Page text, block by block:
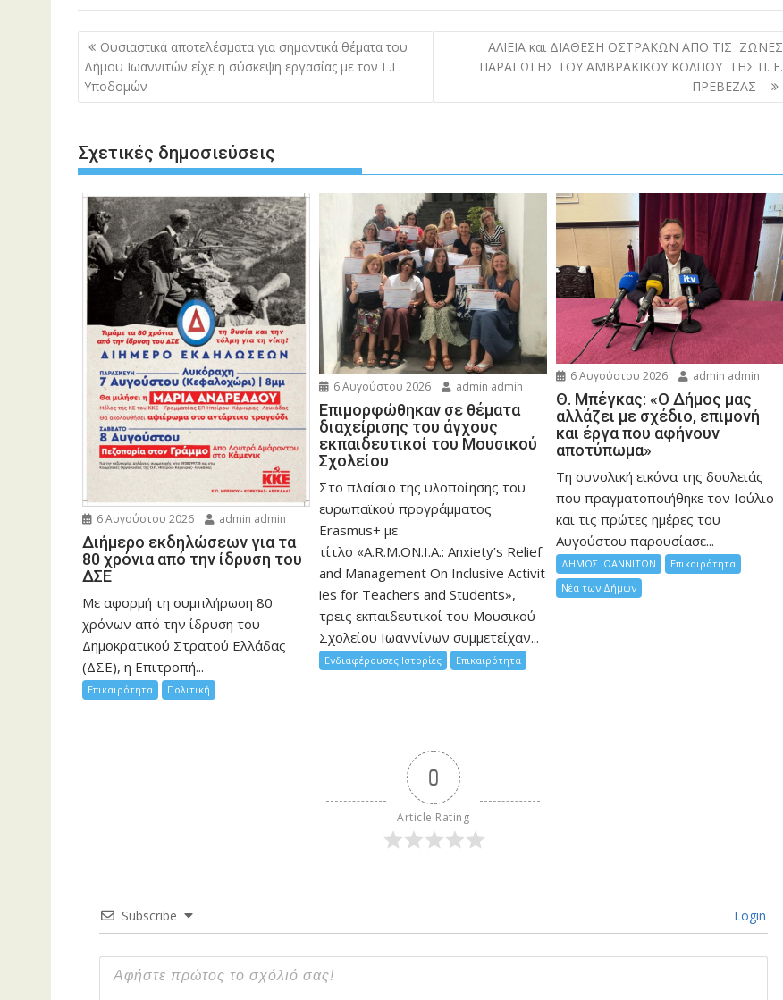
Πλοήγηση
άρθρων
Ουσιαστικά αποτελέσματα για σημαντικά θέματα του
Δήμου Ιωαννιτών είχε η σύσκεψη εργασίας με τον Γ.Γ.
Υποδομών
ΑΛΙΕΙΑ και ΔΙΑΘΕΣΗ ΟΣΤΡΑΚΩΝ ΑΠΟ ΤΙΣ ΖΩΝΕΣ
ΠΑΡΑΓΩΓΗΣ ΤΟΥ ΑΜΒΡΑΚΙΚΟΥ ΚΟΛΠΟΥ ΤΗΣ Π. Ε.
ΠΡΕΒΕΖΑΣ
Σχετικές δημοσιεύσεις
6 Αυγούστου 2026 admin admin
Διήμερο εκδηλώσεων για τα
80 χρόνια από την ίδρυση του
ΔΣΕ
Με αφορμή τη συμπλήρωση 80
χρόνων από την ίδρυση του
Δημοκρατικού Στρατού Ελλάδας
(ΔΣΕ), η Επιτροπή...
Επικαιρότητα Πολιτική
6 Αυγούστου 2026 admin admin
Eπιμορφώθηκαν σε θέματα
διαχείρισης του άγχους
εκπαιδευτικοί του Μουσικού
Σχολείου
Στο πλαίσιο της υλοποίησης του
ευρωπαϊκού προγράμματος
Erasmus+ με
τίτλο «A.R.M.ON.I.A.: Anxiety’s Relief
and Management On Inclusive Activit
ies for Teachers and Students»,
τρεις εκπαιδευτικοί του Μουσικού
Σχολείου Ιωαννίνων συμμετείχαν...
Ενδιαφέρουσες Ιστορίες Επικαιρότητα
6 Αυγούστου 2026 admin admin
Θ. Μπέγκας: «Ο Δήμος μας
αλλάζει με σχέδιο, επιμονή
και έργα που αφήνουν
αποτύπωμα»
Τη συνολική εικόνα της δουλειάς
που πραγματοποιήθηκε τον Ιούλιο
και τις πρώτες ημέρες του
Αυγούστου παρουσίασε...
ΔΗΜΟΣ ΙΩΑΝΝΙΤΩΝ
Επικαιρότητα
Νέα των Δήμων
0
Article Rating
Subscribe Login